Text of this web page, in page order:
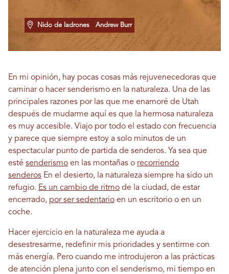
Nido de ladrones Andrew Burr
En mi opinión, hay pocas cosas más rejuvenecedoras que
caminar o hacer senderismo en la naturaleza. Una de las
principales razones por las que me enamoré de Utah
después de mudarme aquí es que la hermosa naturaleza
es muy accesible. Viajo por todo el estado con frecuencia
y parece que siempre estoy a solo minutos de un
espectacular punto de partida de senderos. Ya sea que
esté senderismo en las montañas o recorriendo
senderos En el desierto, la naturaleza siempre ha sido un
refugio. Es un cambio de ritmo de la ciudad, de estar
encerrado, por ser sedentario en un escritorio o en un
coche.
Hacer ejercicio en la naturaleza me ayuda a
desestresarme, redefinir mis prioridades y sentirme con
más energía. Pero cuando me introdujeron a las prácticas
de atención plena junto con el senderismo, mi tiempo en